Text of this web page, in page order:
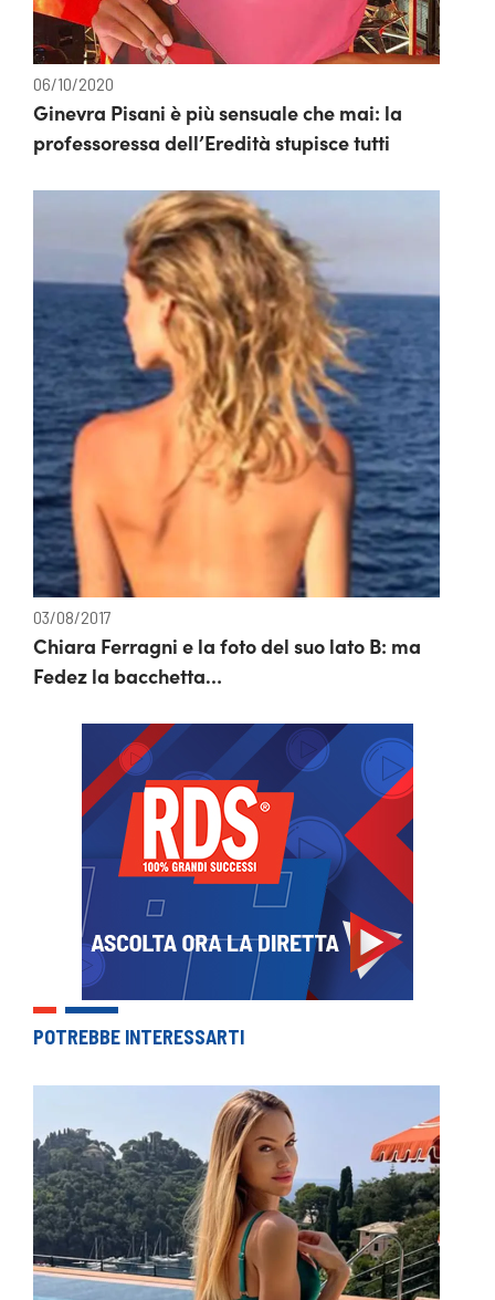
06/10/2020
Ginevra Pisani è più sensuale che mai: la
professoressa dell’Eredità stupisce tutti
03/08/2017
Chiara Ferragni e la foto del suo lato B: ma
Fedez la bacchetta…
POTREBBE INTERESSARTI